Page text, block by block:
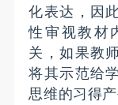
化表达，因
性审视教材
关，如果教
将其示范给
思维的习得